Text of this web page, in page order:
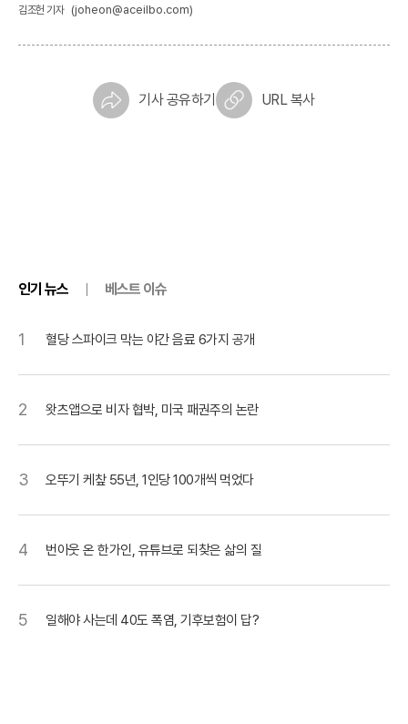
김조헌 기자 (joheon@aceilbo.com)
기사 공유하기 URL 복사
인기 뉴스 베스트 이슈
1 혈당 스파이크 막는 야간 음료 6가지 공개
2 왓츠앱으로 비자 협박, 미국 패권주의 논란
3 오뚜기 케챂 55년, 1인당 100개씩 먹었다
4 번아웃 온 한가인, 유튜브로 되찾은 삶의 질
5 일해야 사는데 40도 폭염, 기후보험이 답?